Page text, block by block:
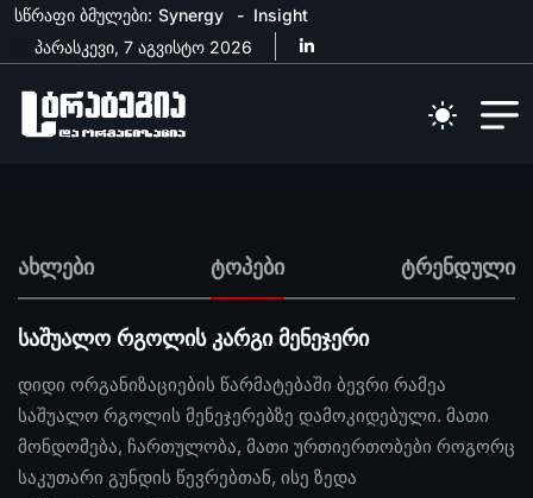
სწრაფი ბმულები: Synergy
Insight
პარასკევი, 7 აგვისტო 2026
ახლები ტოპები ტრენდული
საშუალო რგოლის კარგი მენეჯერი
დიდი ორგანიზაციების წარმატებაში ბევრი რამეა
საშუალო რგოლის მენეჯერებზე დამოკიდებული. მათი
მონდომება, ჩართულობა, მათი ურთიერთობები როგორც
საკუთარი გუნდის წევრებთან, ისე ზედა